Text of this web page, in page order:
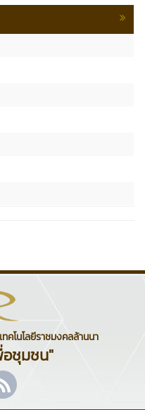
คโนโลยีราชมงคลล้านนา
ชุมชน"